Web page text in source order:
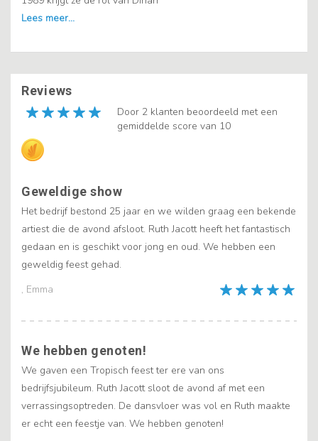
Reviews
Door 2 klanten beoordeeld met een
gemiddelde score van 10
, Emma
Geweldige show
Het bedrijf bestond 25 jaar en we wilden graag een bekende
artiest die de avond afsloot. Ruth Jacott heeft het fantastisch
gedaan en is geschikt voor jong en oud. We hebben een
geweldig feest gehad.
We hebben genoten!
We gaven een Tropisch feest ter ere van ons
bedrijfsjubileum. Ruth Jacott sloot de avond af met een
verrassingsoptreden. De dansvloer was vol en Ruth maakte
er echt een feestje van. We hebben genoten!